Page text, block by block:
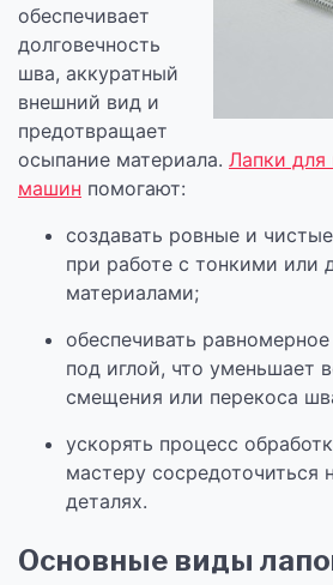
обеспечивает
долговечность
шва, аккуратный
внешний вид и
предотвращает
осыпание материала. Лапки
машин помогают:
создавать ровные и
при работе с тонкими или
материалами;
обеспечивать
под иглой, что уменьшает
смещения или перекоса
ускорять процесс
мастеру сосредоточиться
деталях.
Основные виды